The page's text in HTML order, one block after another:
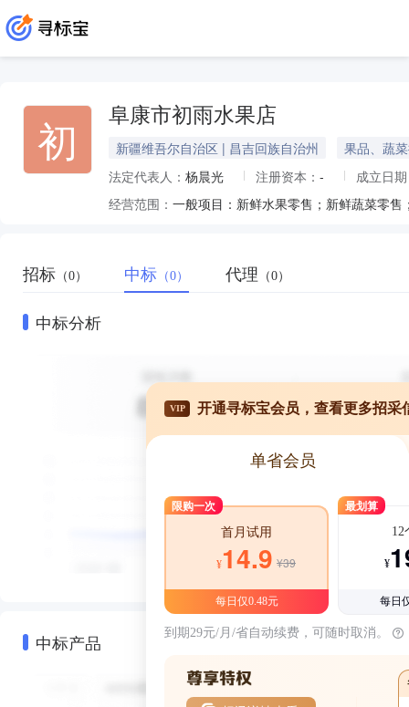
初 阜康市初雨水果店
新疆维吾尔自治区 | 昌吉回族自治州
果品、蔬
法定代表人： 杨晨光 注册资本： -
成立日
经营范围：
招标 （0） 中标 （0） 代理 （0）
中标分析
中标产品
VIP 开通寻标宝会员，查看更多招采
单省会员
限购一次
首月试用
¥14.9 ¥39
每日仅0.48元
最划算
12
¥
每日
到期29元/月/省自动续费，可随时取消。